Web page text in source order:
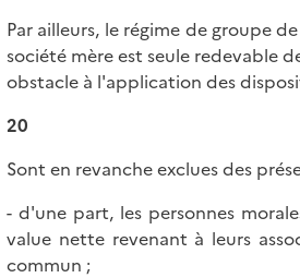
Par ailleurs, le régime de groupe
société mère est seule redevable
obstacle à l'application des
20
Sont en revanche exclues des
- d'une part, les personnes
value nette revenant à leurs
commun ;